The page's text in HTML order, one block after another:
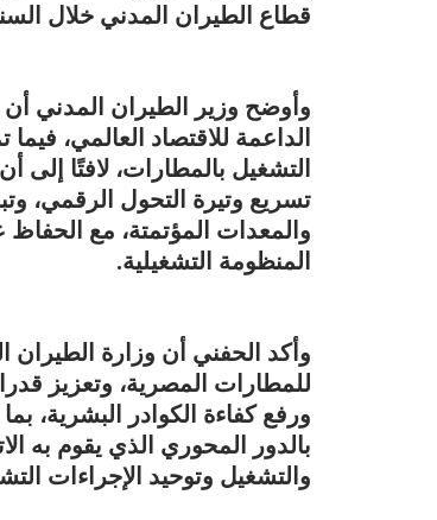
قطاع الطيران المدني خلال
وأوضح وزير الطيران المدني
الداعمة للاقتصاد العالمي،
التشغيل بالمطارات، لافتًا
تسريع وتيرة التحول الرقمي،
والمعدات المؤتمتة، مع الحفاظ
المنظومة التشغيلية.
وأكد الحفني أن وزارة الطيران
للمطارات المصرية، وتعزيز
ورفع كفاءة الكوادر البشرية،
بالدور المحوري الذي يقوم به
والتشغيل وتوحيد الإجراءات